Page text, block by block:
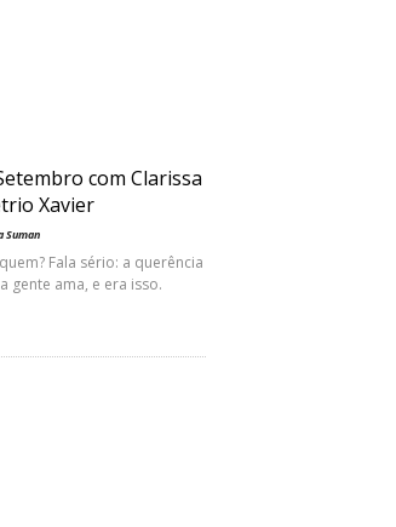
com Clarissa
Xavier
Suman
Fala sério: a querência
gente ama, e era isso.